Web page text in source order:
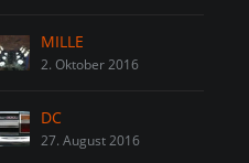
MILLE
2. Oktober 2016
DC
27. August 2016